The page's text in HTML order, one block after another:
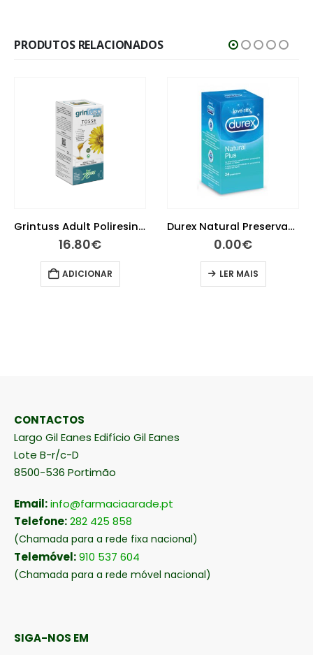
PRODUTOS RELACIONADOS
Grintuss Adult Poliresin Xarope 180g
16.80€
ADICIONAR
Durex Natural Preservativos 24 unidades
0.00€
LER MAIS
CONTACTOS
Largo Gil Eanes Edifício Gil Eanes
Lote B-r/c-D
8500-536 Portimão
Email:info@farmaciaarade.pt
Telefone:282 425 858
(Chamada para a rede fixa nacional)
Telemóvel:910 537 604
(Chamada para a rede móvel nacional)
SIGA-NOS EM